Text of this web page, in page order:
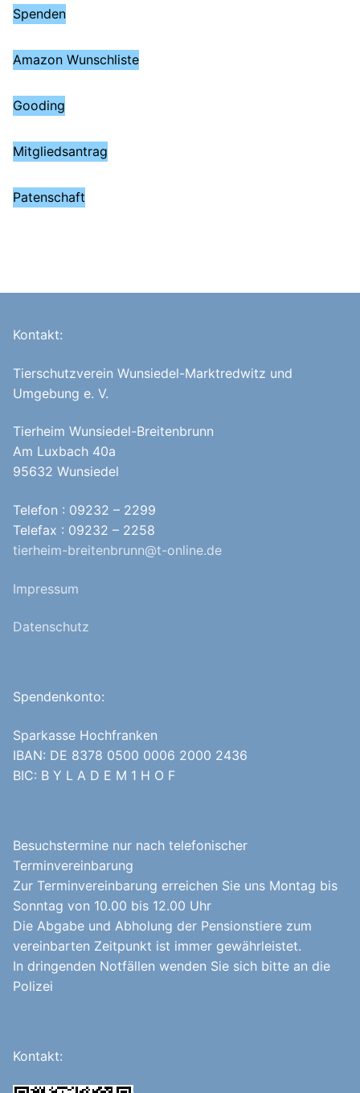
Spenden
Amazon Wunschliste
Gooding
Mitgliedsantrag
Patenschaft
Kontakt:
Tierschutzverein Wunsiedel-Marktredwitz und
Umgebung e. V.
Tierheim Wunsiedel-Breitenbrunn
Am Luxbach 40a
95632 Wunsiedel
Telefon : 09232 – 2299
Telefax : 09232 – 2258
tierheim-breitenbrunn@t-online.de
Impressum
Datenschutz
Spendenkonto:
Sparkasse Hochfranken
IBAN: DE 8378 0500 0006 2000 2436
BIC: B Y L A D E M 1 H O F
Besuchstermine nur nach telefonischer
Terminvereinbarung
Zur Terminvereinbarung erreichen Sie uns Montag bis
Sonntag von 10.00 bis 12.00 Uhr
Die Abgabe und Abholung der Pensionstiere zum
vereinbarten Zeitpunkt ist immer gewährleistet.
In dringenden Notfällen wenden Sie sich bitte an die
Polizei
Kontakt: